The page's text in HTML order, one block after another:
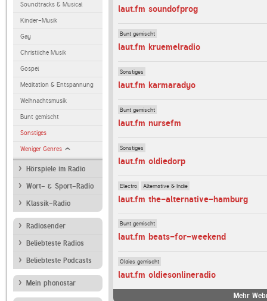
Soundtracks & Musical
Kinder-Musik
Gay
Christliche Musik
Gospel
Meditation & Entspannung
Weihnachtsmusik
Bunt gemischt
Sonstiges
Weniger Genres
Hörspiele im Radio
Wort- & Sport-Radio
Klassik-Radio
Radiosender
Beliebteste Radios
Beliebteste Podcasts
Mein phonostar
laut.fm soundofprog
Bunt gemischt
laut.fm kruemelradio
Sonstiges
laut.fm karmaradyo
Bunt gemischt
laut.fm nursefm
Sonstiges
laut.fm oldiedorp
Electro Alternative & Indie
laut.fm the-alternative-hamburg
Bunt gemischt
laut.fm beats-for-weekend
Oldies gemischt
laut.fm oldiesonlineradio
Mehr